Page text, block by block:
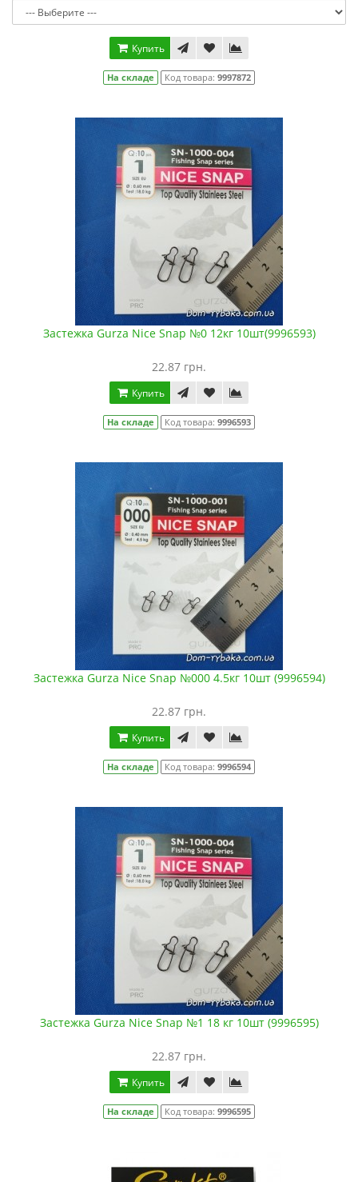
Купить
На складе Код товара: 9997872
Застежка Gurza Nice Snap №0 12кг 10шт(9996593)
22.87 грн.
Купить
На складе Код товара: 9996593
Застежка Gurza Nice Snap №000 4.5кг 10шт (9996594)
22.87 грн.
Купить
На складе Код товара: 9996594
Застежка Gurza Nice Snap №1 18 кг 10шт (9996595)
22.87 грн.
Купить
На складе Код товара: 9996595